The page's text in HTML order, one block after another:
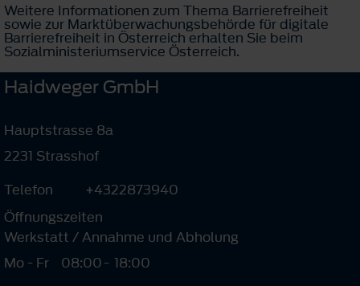
Weitere Informationen zum Thema Barrierefreiheit
sowie zur Marktüberwachungsbehörde für digitale
Barrierefreiheit in Österreich erhalten Sie beim
Sozialministeriumservice Österreich.
Haidweger GmbH
Hauptstrasse 8a
2231 Strasshof
Telefon
+4322873940
Öffnungszeiten
Werkstatt / Annahme und Abholung
Mo - Fr
08:00- 18:00